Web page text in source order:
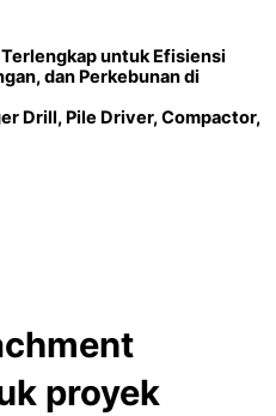
untuk Efisiensi
dan Perkebunan di
Drill, Pile Driver, Compactor,
proyek